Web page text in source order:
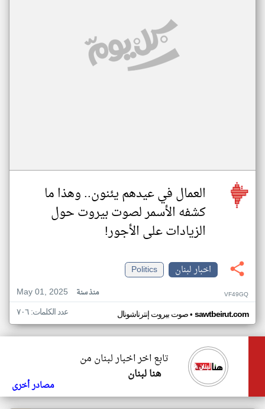
العمال في عيدهم يئنون.. وهذا ما
كشفه الأسمر لصوت بيروت حول
الزيادات على الأجور!
اخبار لبنان
Politics
May 01, 2025
منذ سنة VF49GQ
صوت بيروت إنترناشونال• sawtbeirut.com عدد الكلمات: ٧٠٦
تابع اخر اخبار لبنان من
هنا لبنان
مصادر أخرى